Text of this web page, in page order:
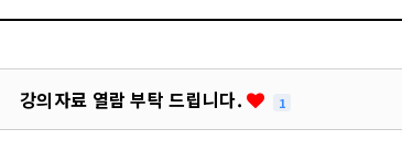
강의자료 열람 부탁 드립니다. 1